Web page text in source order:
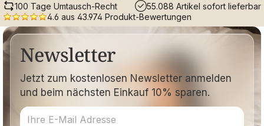
100 Tage Umtausch-Recht
55.088 Artikel sofort lieferbar
4.6 aus 43.974 Produkt-Bewertungen
Newsletter
Jetzt zum kostenlosen Newsletter anmelden
und beim nächsten Einkauf 10% sparen.